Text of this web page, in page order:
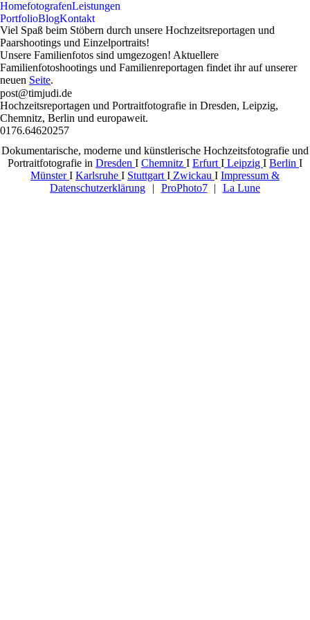
HomefotografenLeistungen
PortfolioBlogKontakt
Viel Spaß beim Stöbern durch unsere Hochzeitsreportagen und
Paarshootings und Einzelportraits!
Unsere Familienfotos sind umgezogen! Aktuellere
Familienfotoshootings und Familienreportagen findet ihr auf unserer
neuen Seite.
post@timjudi.de
Hochzeitsreportagen und Portraitfotografie in Dresden, Leipzig,
Chemnitz, Berlin und europaweit.
0176.64620257
F P
I
Dokumentarische, moderne und künstlerische Hochzeitsfotografie und
Portraitfotografie in Dresden I Chemnitz I Erfurt I Leipzig I Berlin I
MünsterI Karlsruhe I Stuttgart I Zwickau I Impressum &
Datenschutzerklärung
| ProPhoto7 | La Lune